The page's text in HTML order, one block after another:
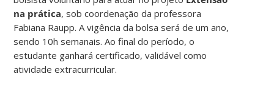
na prática, sob coordenação da professora
Fabiana Raupp. A vigência da bolsa será de um ano,
sendo 10h semanais. Ao final do período, o
estudante ganhará certificado, validável como
atividade extracurricular.